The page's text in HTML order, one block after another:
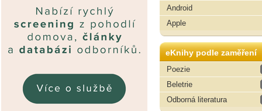
Android
Apple
eKnihy podle zaměření
Poezie
Beletrie
Odborná literatura